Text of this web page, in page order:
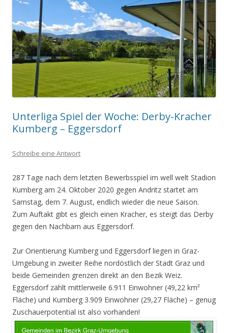
Unterliga Spiel der Woche: Derby-Kracher
Kumberg – Eggersdorf
Schreibe eine Antwort
287 Tage nach dem letzten Bewerbsspiel im well welt Stadion
Kumberg am 24. Oktober 2020 gegen Andritz startet am
Samstag, dem 7. August, endlich wieder die neue Saison.
Zum Auftakt gibt es gleich einen Kracher, es steigt das Derby
gegen den Nachbarn aus Eggersdorf.
Zur Orientierung Kumberg und Eggersdorf liegen in Graz-
Umgebung in zweiter Reihe nordöstlich der Stadt Graz und
beide Gemeinden grenzen direkt an den Bezik Weiz.
Eggersdorf zählt mittlerweile 6.911 Einwohner (49,22 km²
Fläche) und Kumberg 3.909 Einwohner (29,27 Fläche) – genug
Zuschauerpotential ist also vorhanden!